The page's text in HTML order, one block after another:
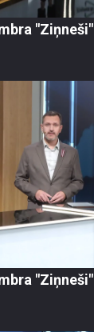
"Ziņneši"
"Ziņneši"